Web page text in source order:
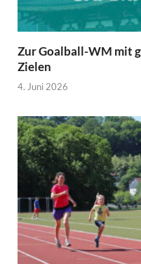
Zur Goalball-WM mit
Zielen
4. Juni 2026